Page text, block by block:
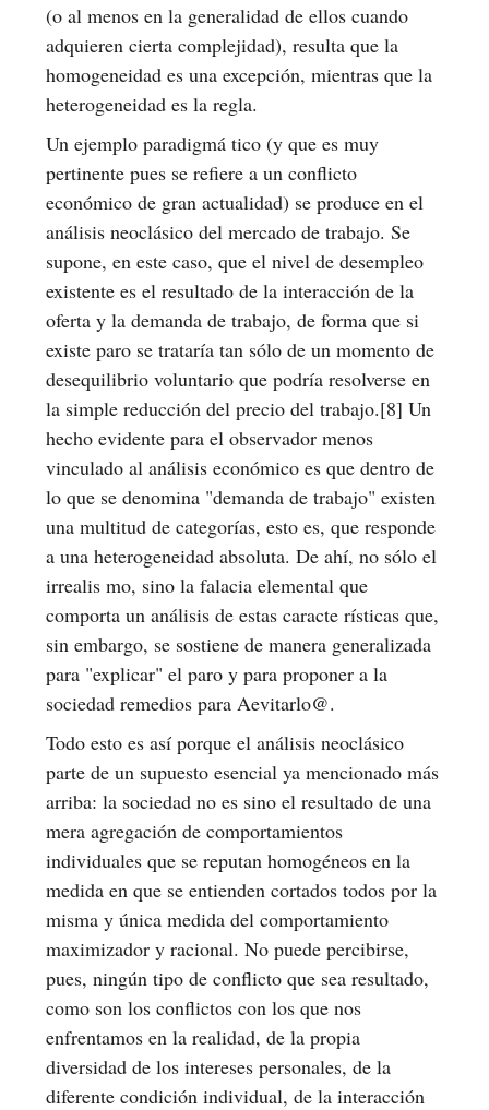
(o al menos en la generalidad de ellos cuando
adquieren cierta complejidad), resulta que la
homogeneidad es una excepción, mientras que la
heterogeneidad es la regla.
Un ejemplo paradigmá tico (y que es muy
pertinente pues se refiere a un conflicto
económico de gran actualidad) se produce en el
análisis neoclásico del mercado de trabajo. Se
supone, en este caso, que el nivel de desempleo
existente es el resultado de la interacción de la
oferta y la demanda de trabajo, de forma que si
existe paro se trataría tan sólo de un momento de
desequilibrio voluntario que podría resolverse en
la simple reducción del precio del trabajo.[8] Un
hecho evidente para el observador menos
vinculado al análisis económico es que dentro de
lo que se denomina "demanda de trabajo" existen
una multitud de categorías, esto es, que responde
a una heterogeneidad absoluta. De ahí, no sólo el
irrealis mo, sino la falacia elemental que
comporta un análisis de estas caracte rísticas que,
sin embargo, se sostiene de manera generalizada
para "explicar" el paro y para proponer a la
sociedad remedios para Aevitarlo@.
Todo esto es así porque el análisis neoclásico
parte de un supuesto esencial ya mencionado más
arriba: la sociedad no es sino el resultado de una
mera agregación de comportamientos
individuales que se reputan homogéneos en la
medida en que se entienden cortados todos por la
misma y única medida del comportamiento
maximizador y racional. No puede percibirse,
pues, ningún tipo de conflicto que sea resultado,
como son los conflictos con los que nos
enfrentamos en la realidad, de la propia
diversidad de los intereses personales, de la
diferente condición individual, de la interacción